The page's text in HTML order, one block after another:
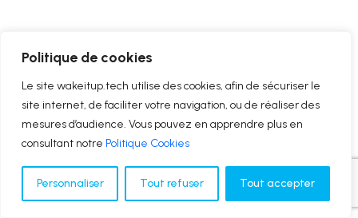
Politique de cookies
Le site wakeitup.tech utilise des cookies, afin de sécuriser le
site internet, de faciliter votre navigation, ou de réaliser des
mesures d’audience. Vous pouvez en apprendre plus en
consultant notre Politique Cookies
Personnaliser Tout refuser Tout accepter